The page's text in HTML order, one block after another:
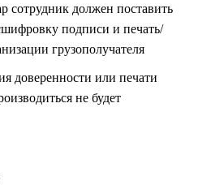
сотрудник должен поставить
подписи и печать/
грузополучателя
доверенности или печати
не будет